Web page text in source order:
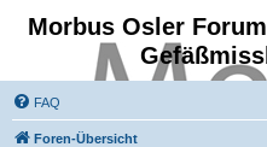
Morbus Osler
FAQ
Foren-Übersicht